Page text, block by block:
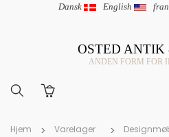
Dansk | English |
OSTED ANTIK
ANDEN FORM FOR
Hjem Varelager